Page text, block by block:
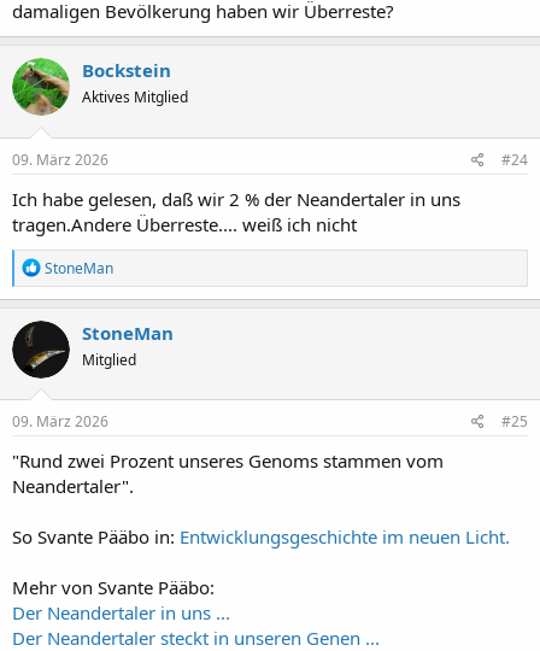
damaligen Bevölkerung haben wir Überreste?
Bockstein
Aktives Mitglied
09. März 2026 #24
Ich habe gelesen, daß wir 2 % der Neandertaler in uns
tragen.Andere Überreste.... weiß ich nicht
R
e
a
k
i
o
n
e
:
StoneMan
StoneMan
Mitglied
09. März 2026 #25
"Rund zwei Prozent unseres Genoms stammen vom
Neandertaler".
So Svante Pääbo in: Entwicklungsgeschichte im neuen Licht.
Mehr von Svante Pääbo:
Der Neandertaler in uns ...
Der Neandertaler steckt in unseren Genen ...